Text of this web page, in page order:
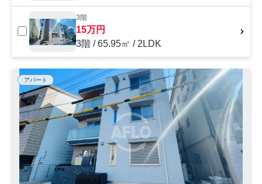
3階
15万円
3階 / 65.95㎡ / 2LDK
アパート